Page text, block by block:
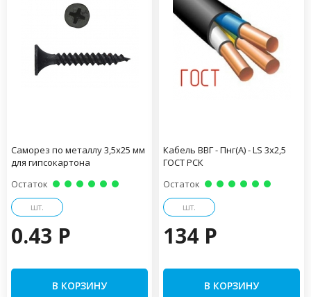
Саморез по металлу 3,5х25 мм
для гипсокартона
Остаток
шт.
0.43 P
В КОРЗИНУ
Кабель ВВГ - Пнг(А) - LS 3х2,5
ГОСТ РСК
Остаток
шт.
134 P
В КОРЗИНУ